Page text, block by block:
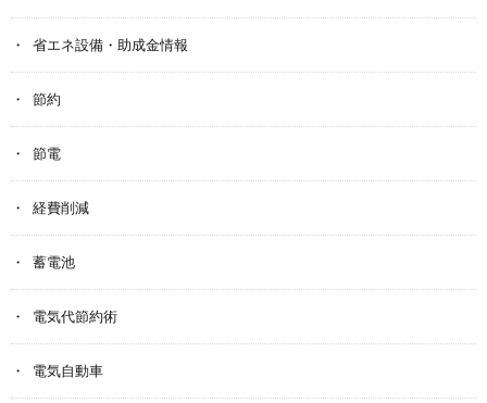
省エネ設備・助成金情報
節約
節電
経費削減
蓄電池
電気代節約術
電気自動車